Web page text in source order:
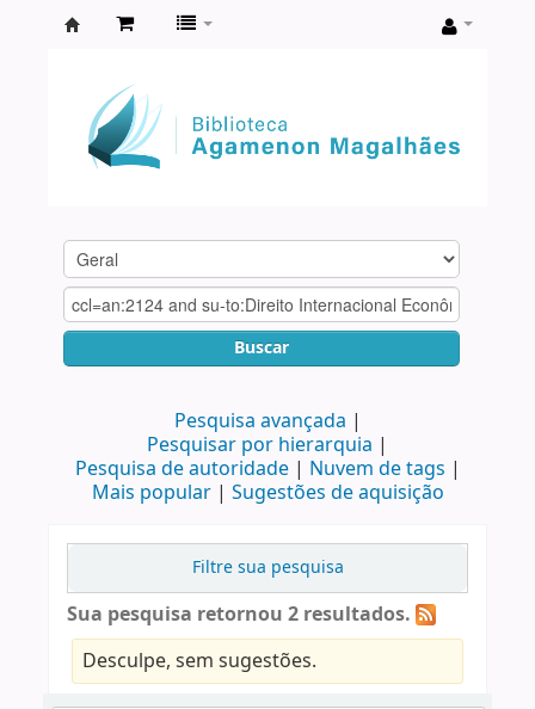
Agamenon
Magalhães
Buscar
Pesquisa avançada
Pesquisar por hierarquia
Pesquisa de autoridade
Nuvem de tags
Mais popular
Sugestões de aquisição
Filtre sua pesquisa
Sua pesquisa retornou 2 resultados.
Desculpe, sem sugestões.